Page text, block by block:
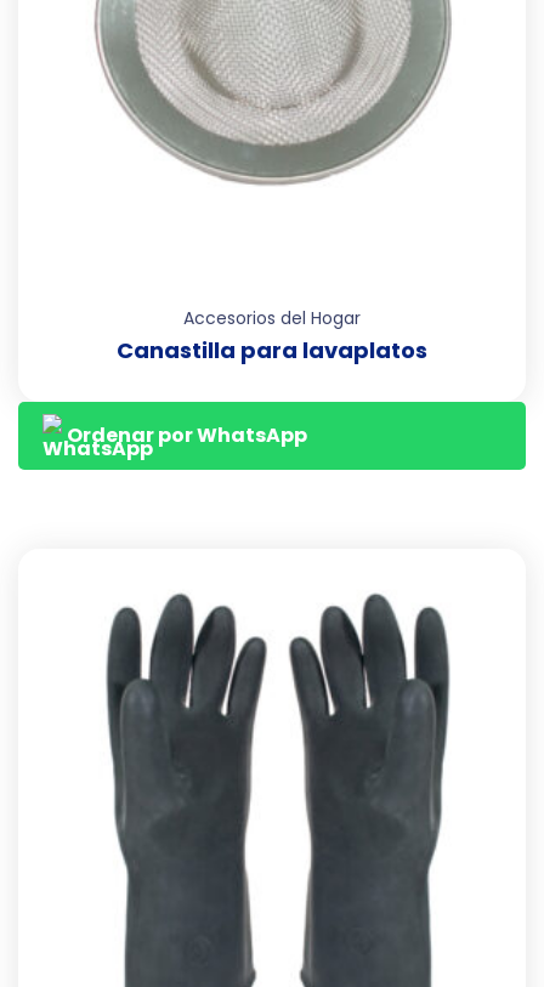
Accesorios del Hogar
Canastilla para lavaplatos
Ordenar por WhatsApp